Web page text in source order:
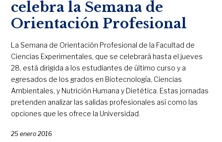
celebra la Semana de
Orientación Profesional
La Semana de Orientación Profesional de la Facultad de
Ciencias Experimentales, que se celebrará hasta el jueves
28, está dirigida a los estudiantes de último curso y a
egresados de los grados en Biotecnología, Ciencias
Ambientales, y Nutrición Humana y Dietética. Estas jornadas
pretenden analizar las salidas profesionales así como las
opciones que les ofrece la Universidad.
25 enero 2016